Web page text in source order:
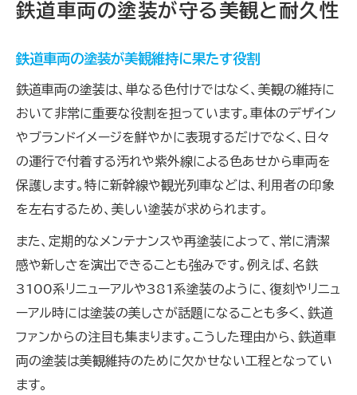
鉄道車両塗装の下地処理が重要な理由
塗装前に鉄部下地処理が必要な工程解説
鉄道車両パテ作業で塗装の品質アップ
塗装密着性を高める下地処理のポイント
金属素材別の鉄道車両塗装技術に注目
鉄とアルミの塗装技術の違いを解説
素材ごとに最適な塗装方法を選ぶコツ
鉄道車両塗装で金属特性を活かす技術
塗装の密着性を左右する素材別工程
高性能塗装で耐久性を高める工夫
塗装の長持ちの秘訣は正しい工程選び
鉄道車両の塗装が守る美観と耐久性
鉄道車両の塗装が美観維持に果たす役割
鉄道車両の塗装は、単なる色付けではなく、美観の維持に
おいて非常に重要な役割を担っています。車体のデザイン
やブランドイメージを鮮やかに表現するだけでなく、日々
の運行で付着する汚れや紫外線による色あせから車両を
保護します。特に新幹線や観光列車などは、利用者の印象
を左右するため、美しい塗装が求められます。
また、定期的なメンテナンスや再塗装によって、常に清潔
感や新しさを演出できることも強みです。例えば、名鉄
3100系リニューアルや381系塗装のように、復刻やリニュ
ーアル時には塗装の美しさが話題になることも多く、鉄道
ファンからの注目も集まります。こうした理由から、鉄道車
両の塗装は美観維持のために欠かせない工程となってい
ます。